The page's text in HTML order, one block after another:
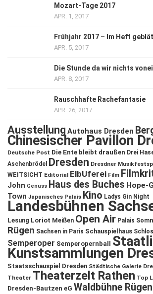
Mozart-Tage 2017
APR. 1, 2017
Frühjahr 2017 – Im Heft
APR. 5, 2017
Die Stunde da wir nichts
APR. 8, 2017
Rauschhafte Rachefantasie
APR. 26, 2017
Ausstellung Autohaus Dresden
Chinesischer Pavillon
Deutsche Post Die Ente bleibt draußen Drei
Aschenbrödel
Dresden Dresdner
WEITSICHT Editorial ElbUferei Film
John Genuss Haus des Buches Hope-
Town Japanisches Palais Kino Ladys Gin Night
Landesbühnen
Lesung Loriot Meißen Open Air Palais
Rügen Sachsen in Paris Schauspielhaus
Semperoper Semperopernball
Kunstsammlungen
Staatsschauspiel Dresden Städtische Galerie
Theater Theaterzelt Rathen Top
Dresden-Bautzen eG Waldbühne Rügen